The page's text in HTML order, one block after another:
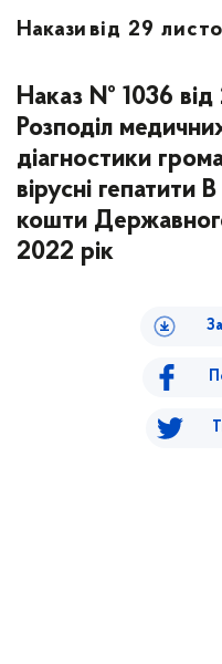
Накази від 29
Наказ № 1036 від
Розподіл
діагностики
вірусні гепатити
кошти
2022 рік